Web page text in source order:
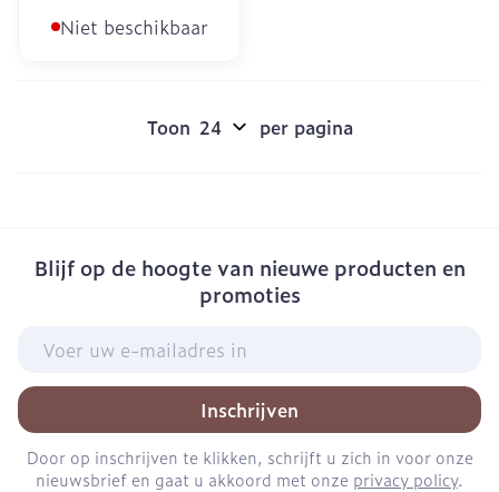
Niet beschikbaar
Toon per pagina
Blijf op de hoogte van nieuwe producten en
promoties
Inschrijven
Door op inschrijven te klikken, schrijft u zich in voor onze
nieuwsbrief en gaat u akkoord met onze privacy policy.